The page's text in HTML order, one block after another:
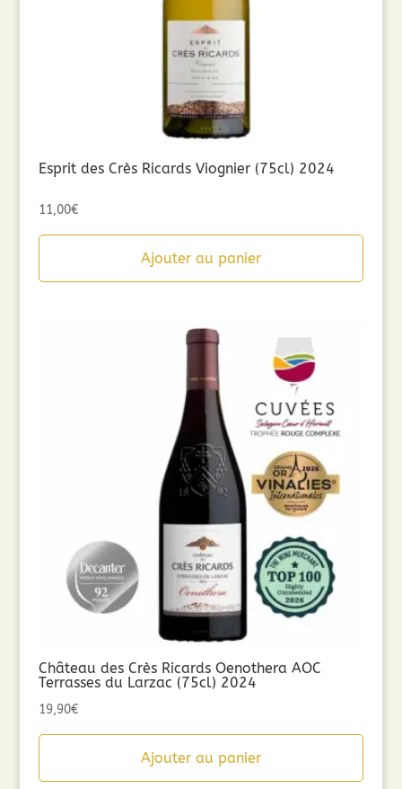
Esprit des Crès Ricards Viognier (75cl) 2024
11,00€
Ajouter au panier
Château des Crès Ricards Oenothera AOC
Terrasses du Larzac (75cl) 2024
19,90€
Ajouter au panier